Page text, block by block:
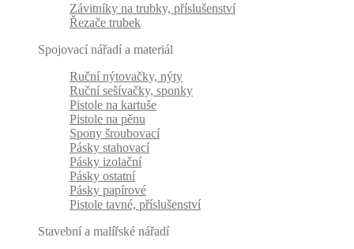
Závitníky na trubky, příslušenství
Řezače trubek
Spojovací nářadí a materiál
Ruční nýtovačky, nýty
Ruční sešívačky, sponky
Pistole na kartuše
Pistole na pěnu
Spony šroubovací
Pásky stahovací
Pásky izolační
Pásky ostatní
Pásky papírové
Pistole tavné, příslušenství
Stavební a malířské nářadí